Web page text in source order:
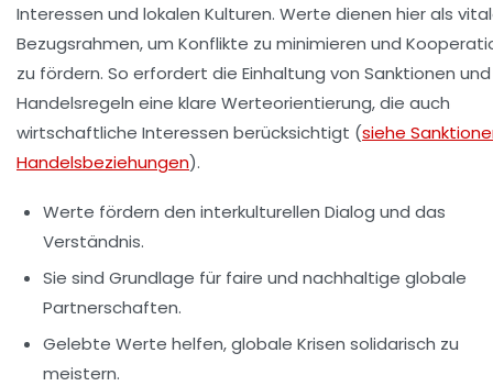
Interessen und lokalen Kulturen. Werte dienen hier als
Bezugsrahmen, um Konflikte zu minimieren und
zu fördern. So erfordert die Einhaltung von Sanktionen und
Handelsregeln eine klare Werteorientierung, die auch
wirtschaftliche Interessen berücksichtigt (siehe
Handelsbeziehungen).
Werte fördern den interkulturellen Dialog und das
Verständnis.
Sie sind Grundlage für faire und nachhaltige globale
Partnerschaften.
Gelebte Werte helfen, globale Krisen solidarisch zu
meistern.